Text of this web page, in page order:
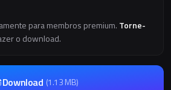
para membros premium. Torne-
o download.
Download (1.13 MB)